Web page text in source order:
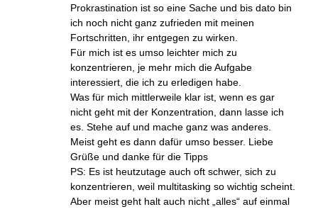
Prokrastination ist so eine Sache und bis dato bin
ich noch nicht ganz zufrieden mit meinen
Fortschritten, ihr entgegen zu wirken.
Für mich ist es umso leichter mich zu
konzentrieren, je mehr mich die Aufgabe
interessiert, die ich zu erledigen habe.
Was für mich mittlerweile klar ist, wenn es gar
nicht geht mit der Konzentration, dann lasse ich
es. Stehe auf und mache ganz was anderes.
Meist geht es dann dafür umso besser. Liebe
Grüße und danke für die Tipps
PS: Es ist heutzutage auch oft schwer, sich zu
konzentrieren, weil multitasking so wichtig scheint.
Aber meist geht halt auch nicht „alles“ auf einmal